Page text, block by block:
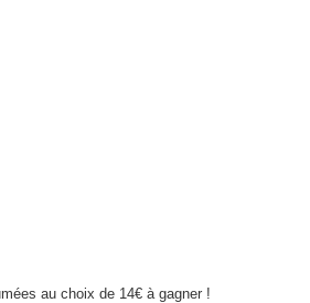
au choix de 14€ à gagner !